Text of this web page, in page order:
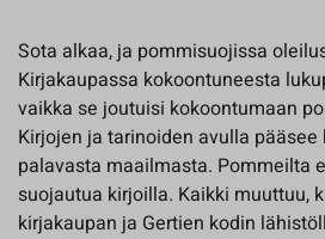
Sota alkaa, ja pommisuojissa
Kirjakaupassa kokoontuneesta
vaikka se joutuisi kokoontumaan
Kirjojen ja tarinoiden avulla
palavasta maailmasta. Pommeilta
suojautua kirjoilla. Kaikki muuttuu,
kirjakaupan ja Gertien kodin